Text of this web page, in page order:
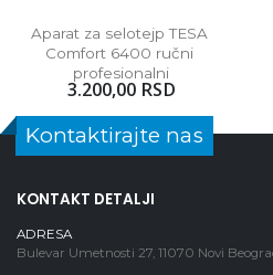
Aparat za selotejp TESA
Comfort 6400 ručni
profesionalni
3.200,00 RSD
Kontaktirajte nas
KONTAKT DETALJI
ADRESA
Bulevar Umetnosti 27, 11070 Novi